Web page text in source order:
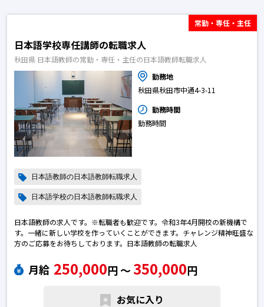
常勤・専任・主任
日本語学校専任講師の転職求人
秋田県 日本語教師の常勤・専任・主任の日本語教師転職求人
勤務地
秋田県秋田市中通4-3-11
勤務時間
勤務時間
日本語教師の日本語教師転職求人
日本語学校の日本語教師転職求人
日本語教師の求人です。※転職者も歓迎です。令和3年4月開校の新機構で
す。一緒に新しい学校を作っていくことができます。チャレンジ精神旺盛な
方のご応募をお待ちしております。日本語教師の転職求人
月給 250,000円 〜 350,000円
お気に入り